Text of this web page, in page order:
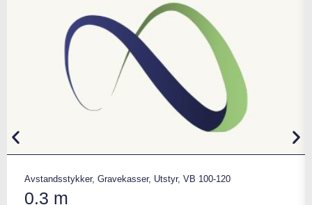
Avstandsstykker, Gravekasser, Utstyr, VB 100-120
0.3 m